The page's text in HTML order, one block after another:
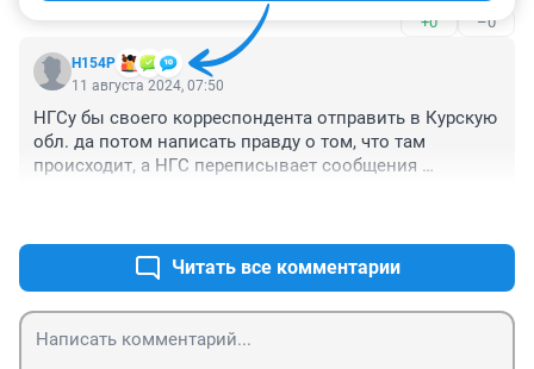
+0 –0
Н154Р
11 августа 2024, 07:50
НГСу бы своего корреспондента отправить в Курскую
обл. да потом написать правду о том, что там
происходит, а НГС переписывает сообщения
Читать все комментарии